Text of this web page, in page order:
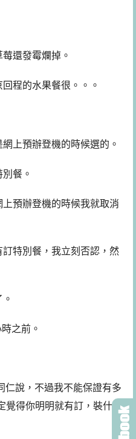
還發霉爛掉。
程的水果餐很。。。
上預辦登機的時候選的。
餐。
預辦登機的時候我就取消
特別餐，我立刻否認，然
之前。
仁說，不過我不能保證有多
覺得你明明就有訂，裝什麼